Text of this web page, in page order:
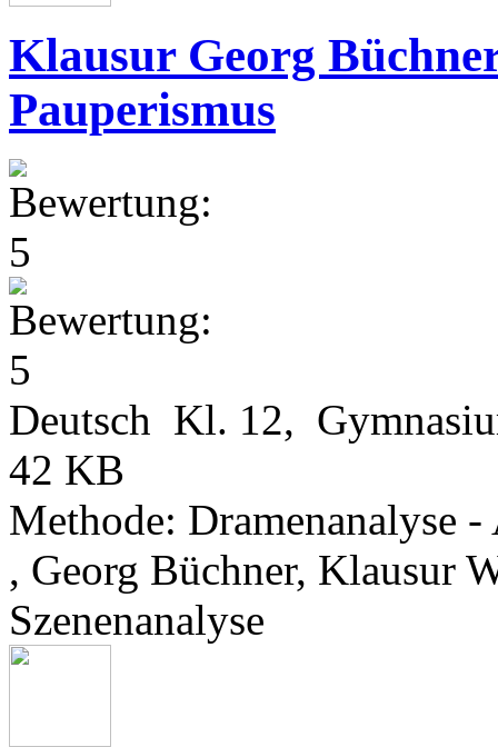
Klausur Georg
Pauperismus
Deutsch Kl. 12,
42 KB
Methode: Dramenanalyse
, Georg Büchner, Klausur
Szenenanalyse